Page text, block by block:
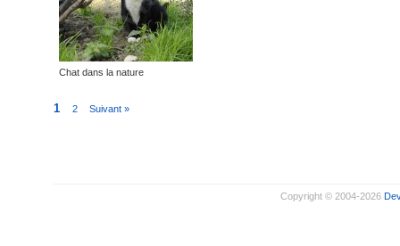
Chat dans la nature
1 2 Suivant »
Copyright © 2004-2026